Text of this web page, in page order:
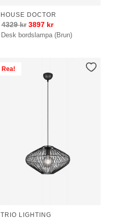
Desk bordslampa (Brun)
HOUSE DOCTOR
4329kr 3897 kr
Rea!
TRIO LIGHTING